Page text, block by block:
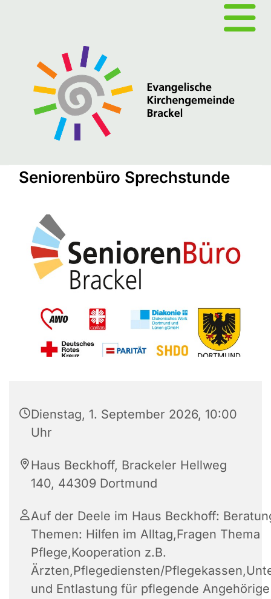
Seniorenbüro Sprechstunde
Dienstag, 1. September 2026, 10:00
Uhr
Haus Beckhoff, Brackeler Hellweg
140, 44309 Dortmund
Auf der Deele im Haus Beckhoff:
Themen: Hilfen im Alltag,Fragen Thema
Pflege,Kooperation z.B.
Ärzten,Pflegediensten/
und Entlastung für pflegende